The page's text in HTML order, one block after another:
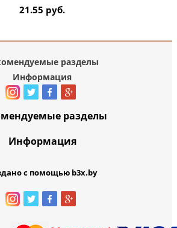
21.55 руб.
разделы
Информация
разделы
Информация
с помощью b3x.by